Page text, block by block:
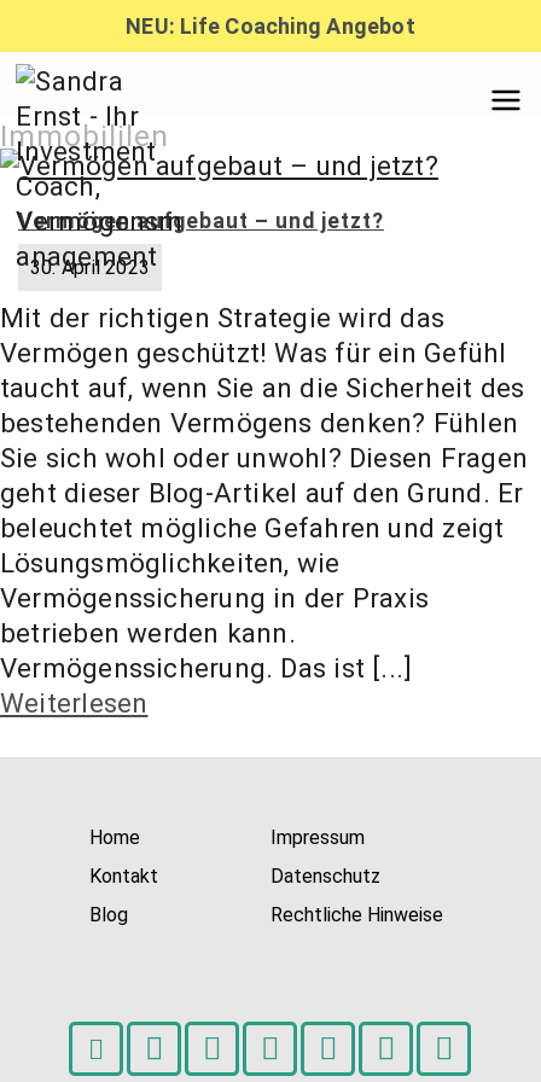
Inhalt
springen
NEU: Life Coaching Angebot
Sandra
Ernst –
Finanzber
atung,
Investmen
t Coach,
Anlageber
atung
Immobililen
Vermögen aufgebaut – und jetzt?
30. April 2023
Mit der richtigen Strategie wird das
Vermögen geschützt! Was für ein Gefühl
taucht auf, wenn Sie an die Sicherheit des
bestehenden Vermögens denken? Fühlen
Sie sich wohl oder unwohl? Diesen Fragen
geht dieser Blog-Artikel auf den Grund. Er
beleuchtet mögliche Gefahren und zeigt
Lösungsmöglichkeiten, wie
Vermögenssicherung in der Praxis
betrieben werden kann.
Vermögenssicherung. Das ist [...]
Weiterlesen
Home
Kontakt
Blog
Impressum
Datenschutz
Rechtliche Hinweise